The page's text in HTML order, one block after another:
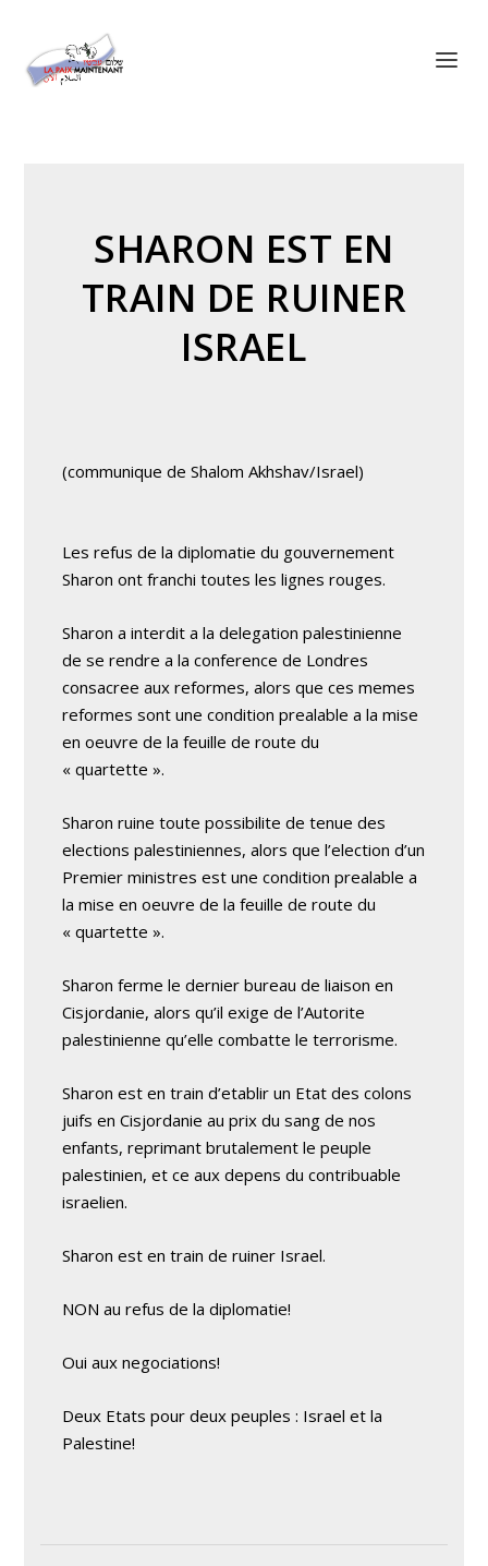
SHARON EST EN
TRAIN DE RUINER
ISRAEL
(communique de Shalom Akhshav/Israel)
Les refus de la diplomatie du gouvernement
Sharon ont franchi toutes les lignes rouges.
Sharon a interdit a la delegation palestinienne
de se rendre a la conference de Londres
consacree aux reformes, alors que ces memes
reformes sont une condition prealable a la mise
en oeuvre de la feuille de route du
« quartette ».
Sharon ruine toute possibilite de tenue des
elections palestiniennes, alors que l’election d’un
Premier ministres est une condition prealable a
la mise en oeuvre de la feuille de route du
« quartette ».
Sharon ferme le dernier bureau de liaison en
Cisjordanie, alors qu’il exige de l’Autorite
palestinienne qu’elle combatte le terrorisme.
Sharon est en train d’etablir un Etat des colons
juifs en Cisjordanie au prix du sang de nos
enfants, reprimant brutalement le peuple
palestinien, et ce aux depens du contribuable
israelien.
Sharon est en train de ruiner Israel.
NON au refus de la diplomatie!
Oui aux negociations!
Deux Etats pour deux peuples : Israel et la
Palestine!